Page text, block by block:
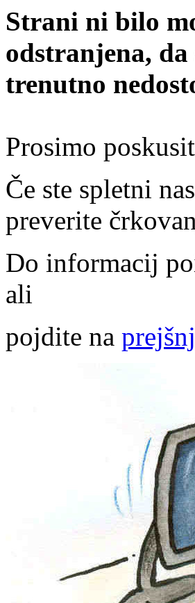
Strani ni bilo
odstranjena,
trenutno
Prosimo
Če ste spletni
preverite
Do informacij
ali
pojdite na